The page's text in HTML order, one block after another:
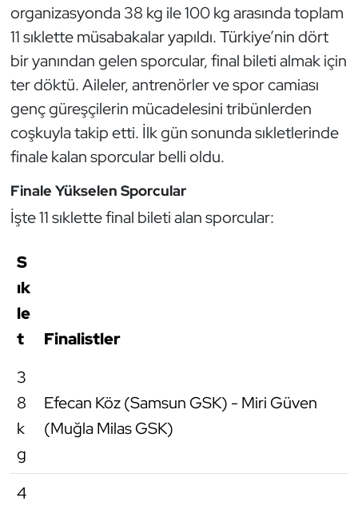
organizasyonda 38 kg ile 100 kg arasında toplam
11 sıklette müsabakalar yapıldı. Türkiye’nin dört
bir yanından gelen sporcular, final bileti almak için
ter döktü. Aileler, antrenörler ve spor camiası
genç güreşçilerin mücadelesini tribünlerden
coşkuyla takip etti. İlk gün sonunda sıkletlerinde
finale kalan sporcular belli oldu.
Finale Yükselen Sporcular
İşte 11 sıklette final bileti alan sporcular:
S
ık
le
t
Finalistler
3
8
k
g
Efecan Köz (Samsun GSK) - Miri Güven
(Muğla Milas GSK)
4
Hentbol
İşitme Engelli Sporcular
Judo ve Kuraş
Kano ve Rafting
Karate
Kayak
Kürek
Modern Pentatlon
Motor Sporları